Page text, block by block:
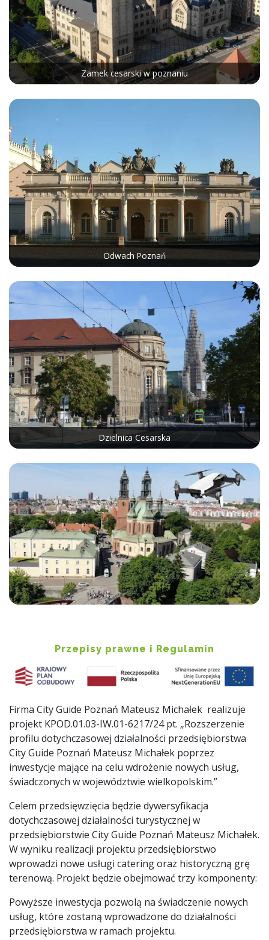
Zamek cesarski w poznaniu
Odwach Poznań
Dzielnica Cesarska
Przepisy prawne i Regulamin
Firma City Guide Poznań Mateusz Michałek realizuje
projekt KPOD.01.03-IW.01-6217/24pt. „Rozszerzenie
profilu dotychczasowej działalności przedsiębiorstwa
City Guide Poznań Mateusz Michałek poprzez
inwestycje mające na celu wdrożenie nowych usług,
świadczonych w województwie wielkopolskim.”
Celem przedsięwzięcia będzie dywersyfikacja
dotychczasowej działalności turystycznej w
przedsiębiorstwie City Guide Poznań Mateusz Michałek.
W wyniku realizacji projektu przedsiębiorstwo
wprowadzi nowe usługi catering oraz historyczną grę
terenową. Projekt będzie obejmować trzy komponenty:
Powyższe inwestycja pozwolą na świadczenie nowych
usług, które zostaną wprowadzone do działalności
przedsiębiorstwa w ramach projektu.